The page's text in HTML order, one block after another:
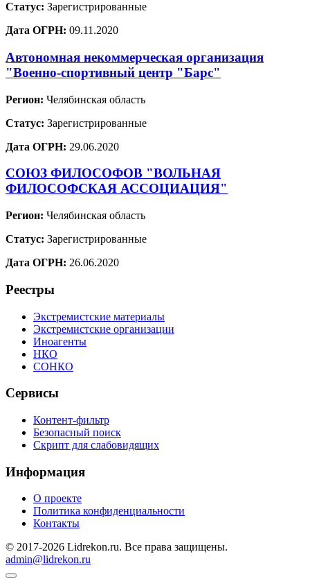
Статус: Зарегистрированные
Дата ОГРН: 09.11.2020
Автономная некоммерческая организация
"Военно-спортивный центр "Барс"
Регион: Челябинская область
Статус: Зарегистрированные
Дата ОГРН: 29.06.2020
СОЮЗ ФИЛОСОФОВ "ВОЛЬНАЯ
ФИЛОСОФСКАЯ АССОЦИАЦИЯ"
Регион: Челябинская область
Статус: Зарегистрированные
Дата ОГРН: 26.06.2020
Реестры
Экстремистские материалы
Экстремистские организации
Иноагенты
НКО
СОНКО
Сервисы
Контент-фильтр
Безопасный поиск
Скрипт для слабовидящих
Информация
О проекте
Политика конфиденциальности
Контакты
© 2017-2026 Lidrekon.ru. Все права защищены.
admin@lidrekon.ru